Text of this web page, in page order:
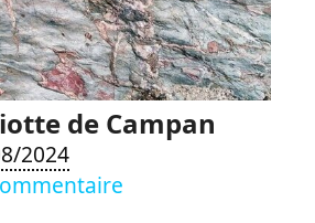
de Campan
2024